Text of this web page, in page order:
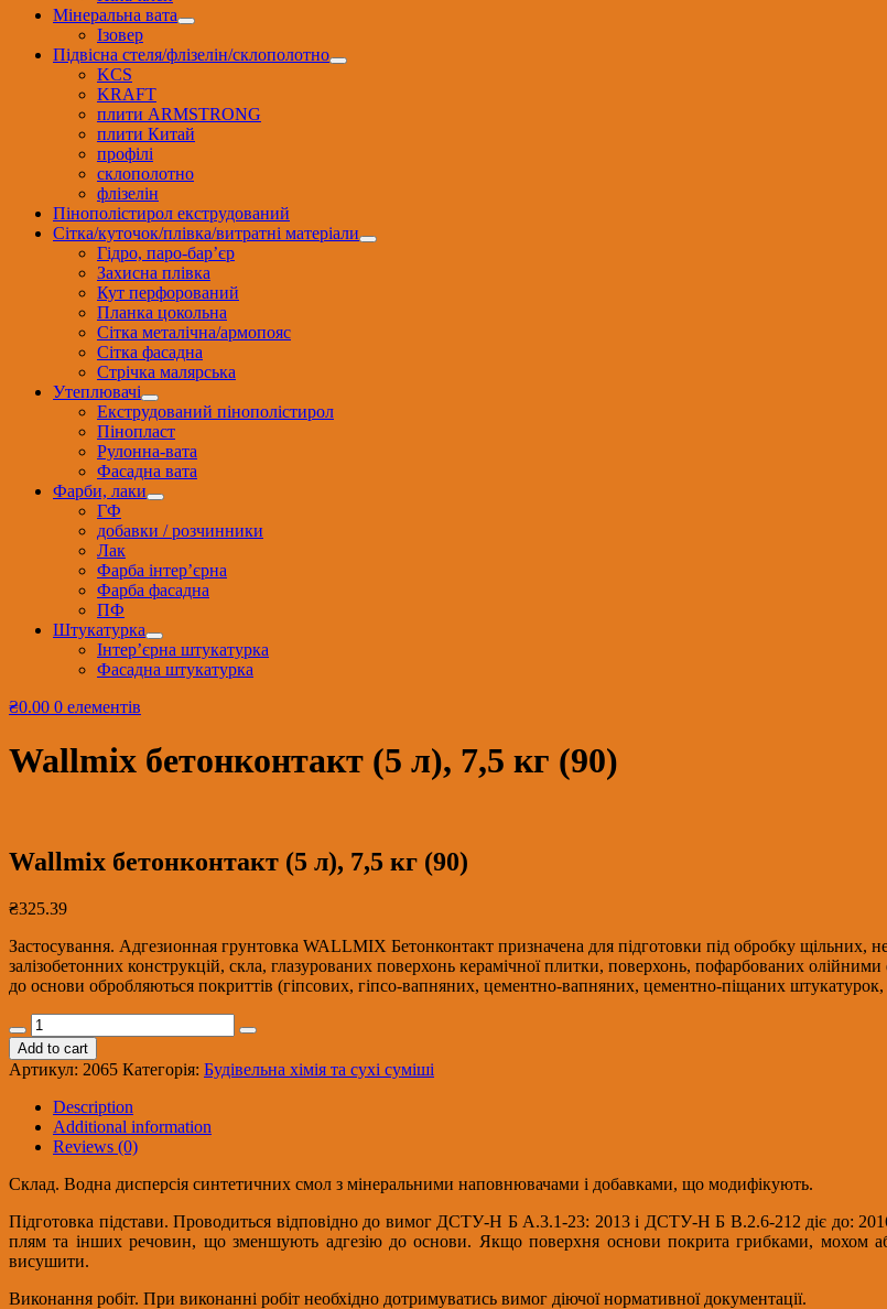
Мінеральна вата
Ізовер
Підвісна стеля/флізелін/склополотно
KCS
KRAFT
плити ARMSTRONG
плити Китай
профілі
склополотно
флізелін
Пінополістирол екструдований
Сітка/куточок/плівка/витратні матеріали
Гідро, паро-бар’єр
Захисна плівка
Кут перфорований
Планка цокольна
Сітка металічна/армопояс
Сітка фасадна
Стрічка малярська
Утеплювачі
Екструдований пінополістирол
Пінопласт
Рулонна-вата
Фасадна вата
Фарби, лаки
ГФ
добавки / розчинники
Лак
Фарба інтер’єрна
Фарба фасадна
ПФ
Штукатурка
Інтер’єрна штукатурка
Фасадна штукатурка
₴0.00 0 елементів
Wallmix бетонконтакт (5 л), 7,5 кг (90)
Wallmix бетонконтакт (5 л), 7,5 кг (90)
₴325.39
Застосування. Адгезионная грунтовка WALLMIX Бетонконтакт призначена для підготовки під обробку щільних,
залізобетонних конструкцій, скла, глазурованих поверхонь керамічної плитки, поверхонь, пофарбованих
до основи обробляються покриттів (гіпсових, гіпсо-вапняних, цементно-вапняних, цементно-піщаних штукатурок,
Wallmix
бетонконтакт
(5
л),
7,5
кг
(90)
quantity
Add to cart
Артикул: 2065 Категорія: Будівельна хімія та сухі суміші
Description
Additional information
Reviews (0)
Склад. Водна дисперсія синтетичних смол з мінеральними наповнювачами і добавками, що модифікують.
Підготовка підстави. Проводиться відповідно до вимог ДСТУ-Н Б А.3.1-23: 2013 і ДСТУ-Н Б В.2.6-212 діє до:
плям та інших речовин, що зменшують адгезію до основи. Якщо поверхня основи покрита грибками, мохом
висушити.
Виконання робіт. При виконанні робіт необхідно дотримуватись вимог діючої нормативної документації.